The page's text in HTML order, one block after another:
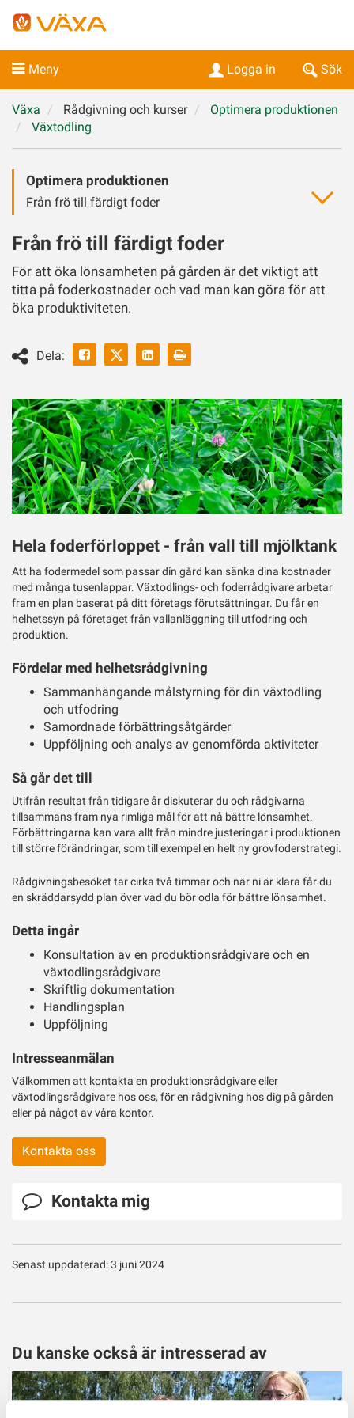
Meny Sök
Logga in
Växa Rådgivning och kurser
Optimera produktionen
Växtodling
Optimera produktionen
Från frö till färdigt foder
Från frö till färdigt foder
För att öka lönsamheten på gården är det viktigt att
titta på foderkostnader och vad man kan göra för att
öka produktiviteten.
Dela:
Facebook LinkedinSkriv
Hela foderförloppet - från vall till mjölktank
Att ha fodermedel som passar din gård kan sänka dina kostnader
med många tusenlappar. Växtodlings- och foderrådgivare arbetar
fram en plan baserat på ditt företags förutsättningar. Du får en
helhetssyn på företaget från vallanläggning till utfodring och
produktion.
Fördelar med helhetsrådgivning
Sammanhängande målstyrning för din växtodling
och utfodring
Samordnade förbättringsåtgärder
Uppföljning och analys av genomförda aktiviteter
Så går det till
Utifrån resultat från tidigare år diskuterar du och rådgivarna
tillsammans fram nya rimliga mål för att nå bättre lönsamhet.
Förbättringarna kan vara allt från mindre justeringar i produktionen
till större förändringar, som till exempel en helt ny grovfoderstrategi.
Rådgivningsbesöket tar cirka två timmar och när ni är klara får du
en skräddarsydd plan över vad du bör odla för bättre lönsamhet.
Detta ingår
Konsultation av en produktionsrådgivare och en
växtodlingsrådgivare
Skriftlig dokumentation
Handlingsplan
Uppföljning
Intresseanmälan
Välkommen att kontakta en produktionsrådgivare eller
växtodlingsrådgivare hos oss, för en rådgivning hos dig på gården
eller på något av våra kontor.
Kontakta oss
Kontakta mig
Senast uppdaterad: 3 juni 2024
Du kanske också är intresserad av